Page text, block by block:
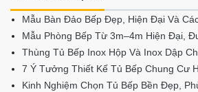
Mẫu Bàn Đảo Bếp Đẹp, Hiện Đại Và
Mẫu Phòng Bếp Từ 3m–4m Hiện Đại,
Thùng Tủ Bếp Inox Hộp Và Inox Dập
7 Ý Tưởng Thiết Kế Tủ Bếp Chung Cư
Kinh Nghiệm Chọn Tủ Bếp Bền Đẹp,